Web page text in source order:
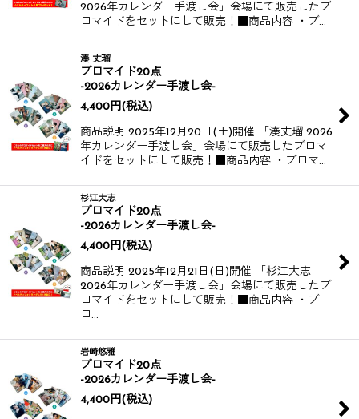
2026年カレンダー手渡し会」会場にて販売したブ
ロマイドをセットにして販売！​​​​ ​​​​ ■商品内容 ・ブ…
湊 丈瑠
ブロマイド20点
-2026カレンダー手渡し会-
4,400 円(税込)
商品説明 2025年12月20日(土)開催 「湊丈瑠 2026
年カレンダー手渡し会」会場にて販売したブロマ
イドをセットにして販売！​​​​ ​​​​ ■商品内容 ・ブロマ…
杉江大志
ブロマイド20点
-2026カレンダー手渡し会-
4,400 円(税込)
商品説明 2025年12月21日(日)開催 「杉江大志
2026年カレンダー手渡し会」会場にて販売したブ
ロマイドをセットにして販売！​​​​ ​​​​ ■商品内容 ・ブ
ロ…
岩崎悠雅
ブロマイド20点
-2026カレンダー手渡し会-
4,400 円(税込)